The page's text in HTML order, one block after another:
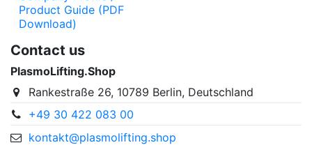
Product Guide (PDF
Download)
Contact us
PlasmoLifting.Shop
Rankestraße 26, 10789 Berlin, Deutschland
+49 30 422 083 00
kontakt@plasmolifting.shop